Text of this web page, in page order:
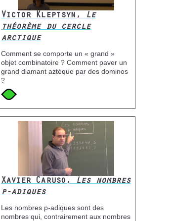
Victor Kleptsyn,Le
théorème du cercle
arctique
Comment se comporte un « grand »
objet combinatoire ? Comment paver un
grand diamant aztèque par des dominos
?
Icone
Image
Xavier Caruso,Les nombres
p-adiques
Les nombres p-adiques sont des
nombres qui, contrairement aux nombres